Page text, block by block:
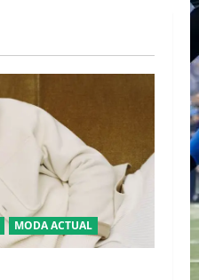
MODA ACTUAL